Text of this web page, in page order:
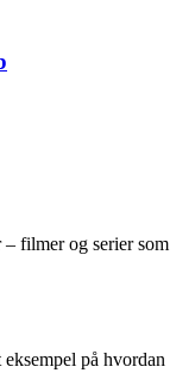
filmer og serier som
på hvordan